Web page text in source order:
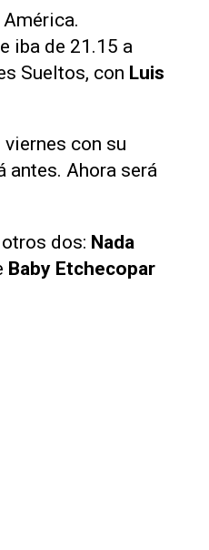
iba de 21.15 a
Sueltos, con Luis
viernes con su
antes. Ahora será
dos: Nada
Baby Etchecopar